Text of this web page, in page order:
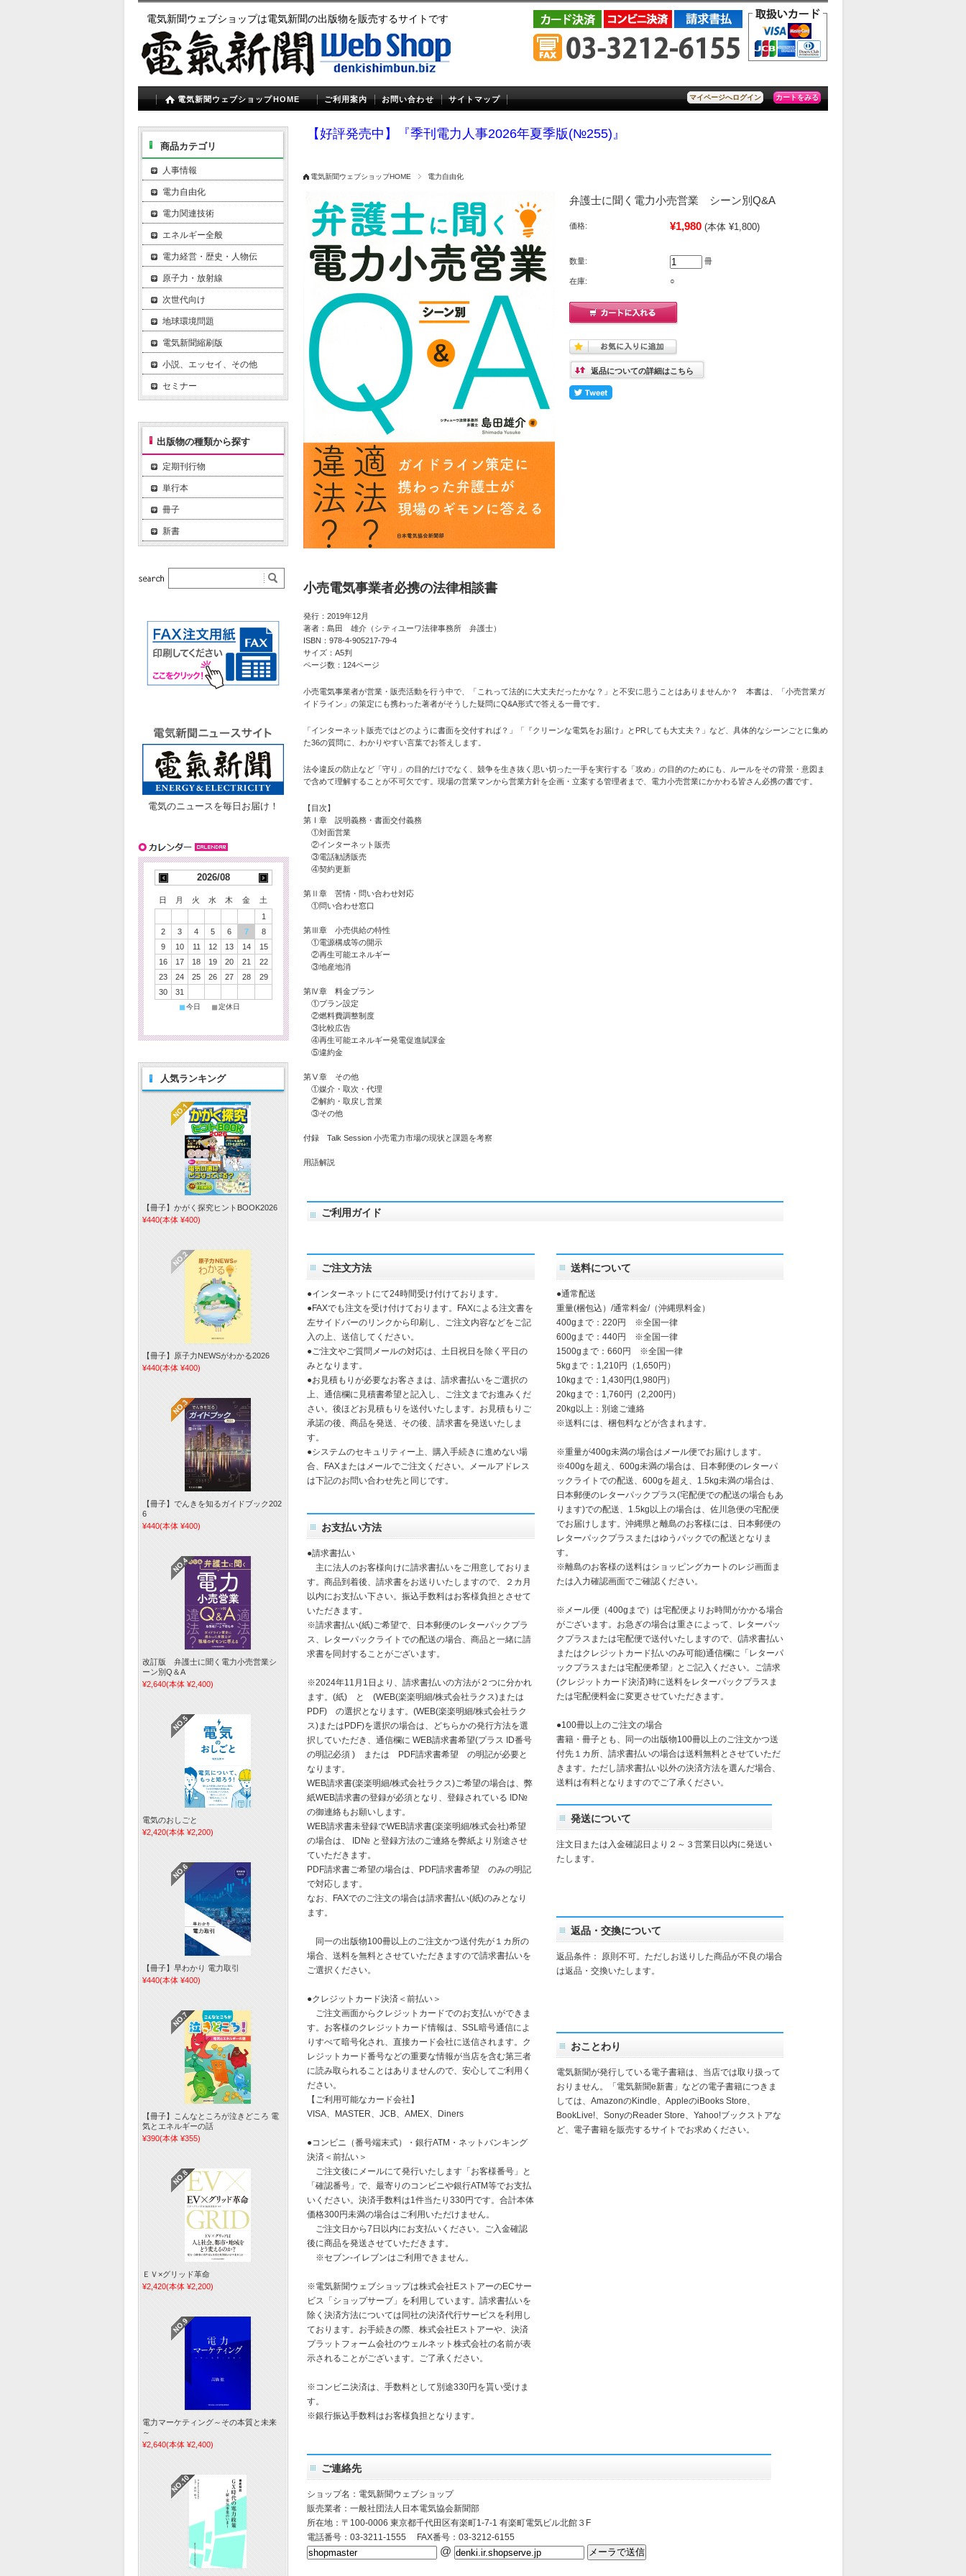
電気新聞ウェブショップは電気新聞の出版物を販売するサイトです
マイページへログイン カートをみる
電気新聞ウェブショップHOME ご利用案内 お問い合わせ サイトマップ
【好評発売中】『季刊電力人事2026年夏季版(№255)』
電気新聞ウェブショップHOME 電力自由化
弁護士に聞く電力小売営業 シーン別Q&A
価格: ¥1,980 (本体 ¥1,800)
数量: 冊
在庫: ○
返品についての詳細はこちら
小売電気事業者必携の法律相談書
発行：2019年12月
著者：島田 雄介（シティユーワ法律事務所 弁護士）
ISBN：978-4-905217-79-4
サイズ：A5判
ページ数：124ページ
小売電気事業者が営業・販売活動を行う中で、「これって法的に大丈夫だったかな？」と不安に思うことはありませんか？ 本書は、「小売営業ガ
イドライン」の策定にも携わった著者がそうした疑問にQ&A形式で答える一冊です。
「インターネット販売ではどのように書面を交付すれば？」「『クリーンな電気をお届け』とPRしても大丈夫？」など、具体的なシーンごとに集め
た36の質問に、わかりやすい言葉でお答えします。
法令違反の防止など「守り」の目的だけでなく、競争を生き抜く思い切った一手を実行する「攻め」の目的のためにも、ルールをその背景・意図ま
で含めて理解することが不可欠です。現場の営業マンから営業方針を企画・立案する管理者まで、電力小売営業にかかわる皆さん必携の書です。
【目次】
第Ⅰ章 説明義務・書面交付義務
①対面営業
②インターネット販売
③電話勧誘販売
④契約更新
第Ⅱ章 苦情・問い合わせ対応
①問い合わせ窓口
第Ⅲ章 小売供給の特性
①電源構成等の開示
②再生可能エネルギー
③地産地消
第Ⅳ章 料金プラン
①プラン設定
②燃料費調整制度
③比較広告
④再生可能エネルギー発電促進賦課金
⑤違約金
第Ⅴ章 その他
①媒介・取次・代理
②解約・取戻し営業
③その他
付録 Talk Session 小売電力市場の現状と課題を考察
用語解説
ご利用ガイド
ご注文方法
●インターネットにて24時間受け付けております。
●FAXでも注文を受け付けております。FAXによる注文書を
左サイドバーのリンクから印刷し、ご注文内容などをご記
入の上、送信してください。
●ご注文やご質問メールの対応は、土日祝日を除く平日の
みとなります。
●お見積もりが必要なお客さまは、請求書払いをご選択の
上、通信欄に見積書希望と記入し、ご注文までお進みくだ
さい。後ほどお見積もりを送付いたします。お見積もりご
承諾の後、商品を発送、その後、請求書を発送いたしま
す。
●システムのセキュリティー上、購入手続きに進めない場
合、FAXまたはメールでご注文ください。メールアドレス
は下記のお問い合わせ先と同じです。
お支払い方法
●請求書払い
主に法人のお客様向けに請求書払いをご用意しておりま
す。商品到着後、請求書をお送りいたしますので、２カ月
以内にお支払い下さい。振込手数料はお客様負担とさせて
いただきます。
※請求書払い(紙)ご希望で、日本郵便のレターパックプラ
ス、レターパックライトでの配送の場合、商品と一緒に請
求書を同封することがございます。
※2024年11月1日より、請求書払いの方法が２つに分かれ
ます。(紙) と (WEB(楽楽明細/株式会社ラクス)または
PDF) の選択となります。(WEB(楽楽明細/株式会社ラク
ス)またはPDF)を選択の場合は、どちらかの発行方法を選
択していただき、通信欄に WEB請求書希望(プラス ID番号
の明記必須 ) または PDF請求書希望 の明記が必要と
なります。
WEB請求書(楽楽明細/株式会社ラクス)ご希望の場合は、弊
紙WEB請求書の登録が必須となり、登録されている ID№
の御連絡もお願いします。
WEB請求書未登録でWEB請求書(楽楽明細/株式会社)希望
の場合は、 ID№ と登録方法のご連絡を弊紙より別途させ
ていただきます。
PDF請求書ご希望の場合は、PDF請求書希望 のみの明記
で対応します。
なお、FAXでのご注文の場合は請求書払い(紙)のみとなり
ます。
同一の出版物100冊以上のご注文かつ送付先が１カ所の
場合、送料を無料とさせていただきますので請求書払いを
ご選択ください。
●クレジットカード決済＜前払い＞
ご注文画面からクレジットカードでのお支払いができま
す。お客様のクレジットカード情報は、SSL暗号通信によ
りすべて暗号化され、直接カード会社に送信されます。ク
レジットカード番号などの重要な情報が当店を含む第三者
に読み取られることはありませんので、安心してご利用く
ださい。
【ご利用可能なカード会社】
VISA、MASTER、JCB、AMEX、Diners
●コンビニ（番号端末式）・銀行ATM・ネットバンキング
決済＜前払い＞
ご注文後にメールにて発行いたします「お客様番号」と
「確認番号」で、最寄りのコンビニや銀行ATM等でお支払
いください。決済手数料は1件当たり330円です。合計本体
価格300円未満の場合はご利用いただけません。
ご注文日から7日以内にお支払いください。ご入金確認
後に商品を発送させていただきます。
※セブン-イレブンはご利用できません。
※電気新聞ウェブショップは株式会社EストアーのECサー
ビス「ショップサーブ」を利用しています。請求書払いを
除く決済方法については同社の決済代行サービスを利用し
ております。お手続きの際、株式会社Eストアーや、決済
プラットフォーム会社のウェルネット株式会社の名前が表
示されることがございます。ご了承ください。
※コンビニ決済は、手数料として別途330円を貰い受けま
す。
※銀行振込手数料はお客様負担となります。
送料について
●通常配送
重量(梱包込）/通常料金/（沖縄県料金）
400gまで：220円 ※全国一律
600gまで：440円 ※全国一律
1500gまで：660円 ※全国一律
5kgまで：1,210円（1,650円）
10kgまで：1,430円(1,980円）
20kgまで：1,760円（2,200円）
20kg以上：別途ご連絡
※送料には、梱包料などが含まれます。
※重量が400g未満の場合はメール便でお届けします。
※400gを超え、600g未満の場合は、日本郵便のレターパ
ックライトでの配送、600gを超え、1.5kg未満の場合は、
日本郵便のレターパックプラス(宅配便での配送の場合もあ
ります)での配送、1.5kg以上の場合は、佐川急便の宅配便
でお届けします。沖縄県と離島のお客様には、日本郵便の
レターパックプラスまたはゆうパックでの配送となりま
す。
※離島のお客様の送料はショッピングカートのレジ画面ま
たは入力確認画面でご確認ください。
※メール便（400gまで）は宅配便よりお時間がかかる場合
がございます。お急ぎの場合は重さによって、レターパッ
クプラスまたは宅配便で送付いたしますので、(請求書払い
またはクレジットカード払いのみ可能)通信欄に「レターパ
ックプラスまたは宅配便希望」とご記入ください。ご請求
(クレジットカード決済)時に送料をレターパックプラスま
たは宅配便料金に変更させていただきます。
●100冊以上のご注文の場合
書籍・冊子とも、同一の出版物100冊以上のご注文かつ送
付先１カ所、請求書払いの場合は送料無料とさせていただ
きます。ただし請求書払い以外の決済方法を選んだ場合、
送料は有料となりますのでご了承ください。
発送について
注文日または入金確認日より２～３営業日以内に発送い
たします。
返品・交換について
返品条件： 原則不可。ただしお送りした商品が不良の場合
は返品・交換いたします。
おことわり
電気新聞が発行している電子書籍は、当店では取り扱って
おりません。「電気新聞e新書」などの電子書籍につきま
しては、AmazonのKindle、AppleのiBooks Store、
BookLive!、SonyのReader Store、Yahoo!ブックストアな
ど、電子書籍を販売するサイトでお求めください。
ご連絡先
ショップ名：電気新聞ウェブショップ
販売業者：一般社団法人日本電気協会新聞部
所在地：〒100-0006 東京都千代田区有楽町1-7-1 有楽町電気ビル北館３F
電話番号：03-3211-1555 FAX番号：03-3212-6155
@
商品カテゴリ
人事情報
電力自由化
電力関連技術
エネルギー全般
電力経営・歴史・人物伝
原子力・放射線
次世代向け
地球環境問題
電気新聞縮刷版
小説、エッセイ、その他
セミナー
出版物の種類から探す
定期刊行物
単行本
冊子
新書
電気のニュースを毎日お届け！
2026/08
日 月 火 水 木 金
土
1
2
3 4 5 6 7
8
9
10 11 12 13 14
15
16
17 18 19 20 21
22
23
24 25 26 27 28
29
30
31
■今日 ■定休日
人気ランキング
【冊子】かがく探究ヒントBOOK2026
¥440(本体 ¥400)
【冊子】原子力NEWSがわかる2026
¥440(本体 ¥400)
【冊子】でんきを知るガイドブック202
6
¥440(本体 ¥400)
改訂版 弁護士に聞く電力小売営業シ
ーン別Q＆A
¥2,640(本体 ¥2,400)
電気のおしごと
¥2,420(本体 ¥2,200)
【冊子】早わかり 電力取引
¥440(本体 ¥400)
【冊子】こんなところが泣きどころ 電
気とエネルギーの話
¥390(本体 ¥355)
ＥＶ×グリッド革命
¥2,420(本体 ¥2,200)
電力マーケティング～その本質と未来
～
¥2,640(本体 ¥2,400)